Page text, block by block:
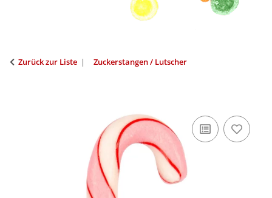
Zurück zur Liste Zuckerstangen / Lutscher